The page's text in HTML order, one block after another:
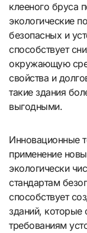
клееного бруса
экологические
безопасных и
способствует
окружающую
свойства и
такие здания
выгодными.
Инновационные
применение
экологически
стандартам
способствует
зданий, которые
требованиям